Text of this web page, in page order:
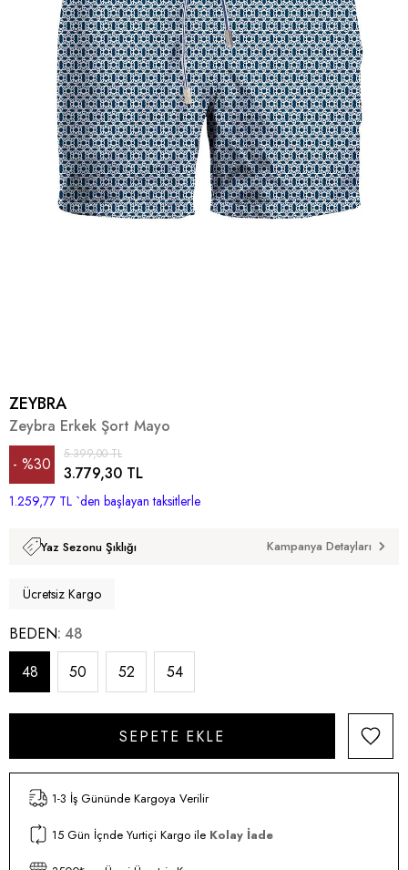
ZEYBRA
Zeybra Erkek Şort Mayo
%30
İndirim
5.399,00 TL
3.779,30 TL
1.259,77 TL `den başlayan taksitlerle
Yaz Sezonu Şıklığı Kampanya Detayları
Ücretsiz Kargo
BEDEN 48
48
50 52 54
1-3 İş Gününde Kargoya Verilir
15 Gün İçnde Yurtiçi Kargo ile Kolay İade